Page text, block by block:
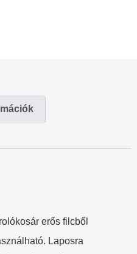
erős filcből
Laposra